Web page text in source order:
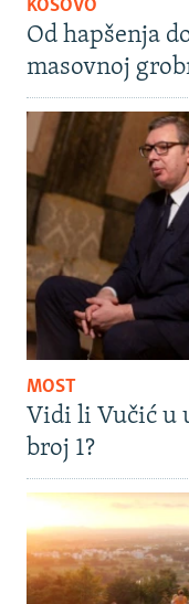
KOSOVO
Od hapšenja
masovnoj
MOST
Vidi li Vučić u
broj 1?